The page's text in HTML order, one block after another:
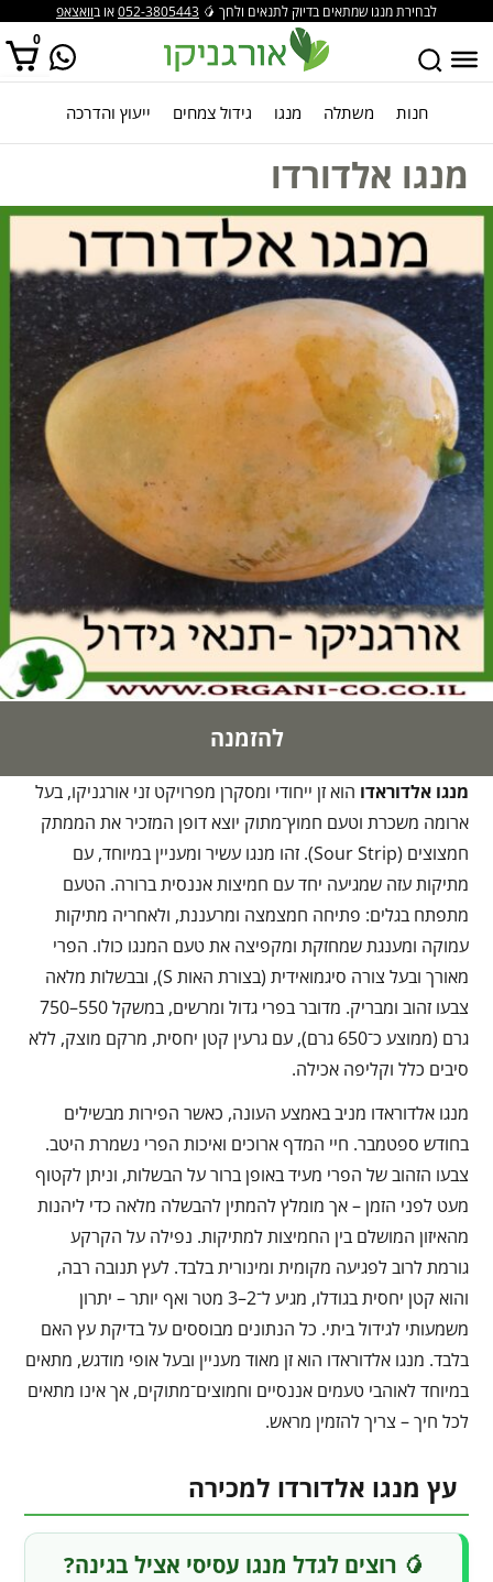
לבחירת מנגו שמתאים בדיוק לתנאים ולחך 🥭 052-3805443או בוואצאפ
0
אין מוצרים בסל הקניות. חנות משתלה מנגו גידול צמחים ייעוץ והדרכה
מנגו אלדורדו
להזמנה
מנגו אלדוראדו הוא זן ייחודי ומסקרן מפרויקט זני אורגניקו, בעל
ארומה משכרת וטעם חמוץ־מתוק יוצא דופן המזכיר את הממתק
חמצוצים (Sour Strip). זהו מנגו עשיר ומעניין במיוחד, עם
מתיקות עזה שמגיעה יחד עם חמיצות אננסית ברורה. הטעם
מתפתח בגלים: פתיחה חמצמצה ומרעננת, ולאחריה מתיקות
עמוקה ומענגת שמחזקת ומקפיצה את טעם המנגו כולו. הפרי
מאורך ובעל צורה סיגמואידית (בצורת האות S), ובבשלות מלאה
צבעו זהוב ומבריק. מדובר בפרי גדול ומרשים, במשקל 550–750
גרם (ממוצע כ־650 גרם), עם גרעין קטן יחסית, מרקם מוצק, ללא
סיבים כלל וקליפה אכילה.
מנגו אלדוראדו מניב באמצע העונה, כאשר הפירות מבשילים
בחודש ספטמבר. חיי המדף ארוכים ואיכות הפרי נשמרת היטב.
צבעו הזהוב של הפרי מעיד באופן ברור על הבשלות, וניתן לקטוף
מעט לפני הזמן – אך מומלץ להמתין להבשלה מלאה כדי ליהנות
מהאיזון המושלם בין החמיצות למתיקות. נפילה על הקרקע
גורמת לרוב לפגיעה מקומית ומינורית בלבד. לעץ תנובה רבה,
והוא קטן יחסית בגודלו, מגיע ל־2–3 מטר ואף יותר – יתרון
משמעותי לגידול ביתי. כל הנתונים מבוססים על בדיקת עץ האם
בלבד. מנגו אלדוראדו הוא זן מאוד מעניין ובעל אופי מודגש, מתאים
במיוחד לאוהבי טעמים אננסיים וחמוצים־מתוקים, אך אינו מתאים
לכל חיך – צריך להזמין מראש.
עץ מנגו אלדורדו למכירה
🥭 רוצים לגדל מנגו עסיסי אציל בגינה?